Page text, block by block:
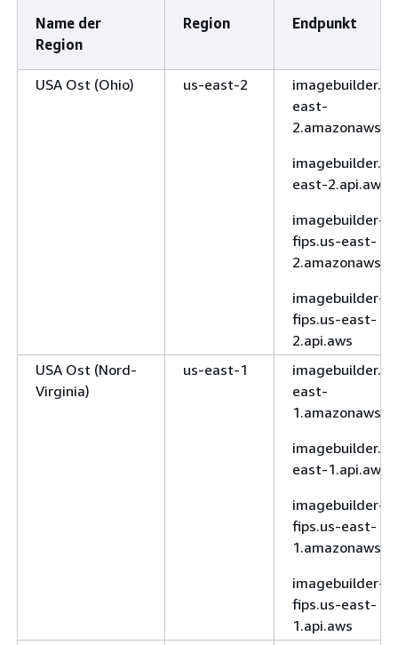
Name der
Region
Region Endpunkt
USA Ost (Ohio) us-east-2
east-
east-2.api.aws
imagebuilder-
fips.us-east-
imagebuilder-
fips.us-east-
2.api.aws
USA Ost (Nord-
Virginia)
us-east-1
east-
east-1.api.aws
imagebuilder-
fips.us-east-
imagebuilder-
fips.us-east-
1.api.aws